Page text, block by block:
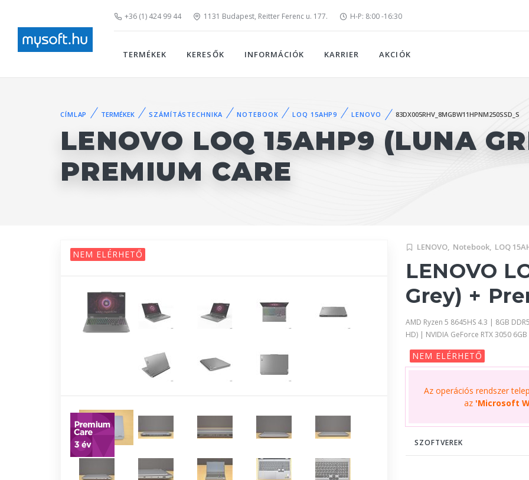
+36 (1) 424 99 44 1131 Budapest, Reitter Ferenc u. 177. H-P: 8:00 -16:30
TERMÉKEK KERESŐK INFORMÁCIÓK KARRIER AKCIÓK
CÍMLAP TERMÉKEK SZÁMÍTÁSTECHNIKA NOTEBOOK LOQ 15AHP9 LENOVO 83DX005RHV_8MGBW11HPNM250SSD_S
LENOVO LOQ 15AHP9 (LUNA
PREMIUM CARE
NEM ELÉRHETŐ
LENOVO, Notebook, LOQ
LENOVO
Grey) +
AMD Ryzen 5 8645HS 4.3 | 8GB
HD) | NVIDIA GeForce RTX 3050
NEM ELÉRHETŐ
Az operációs rendszer
az 'Microsoft
SZOFTVEREK